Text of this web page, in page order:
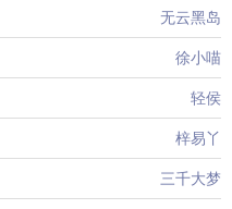
无云黑岛
徐小喵
轻侯
梓易丫
三千大梦